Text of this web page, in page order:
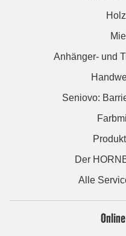
Anhänger- und
Seniovo:
Der
Alle